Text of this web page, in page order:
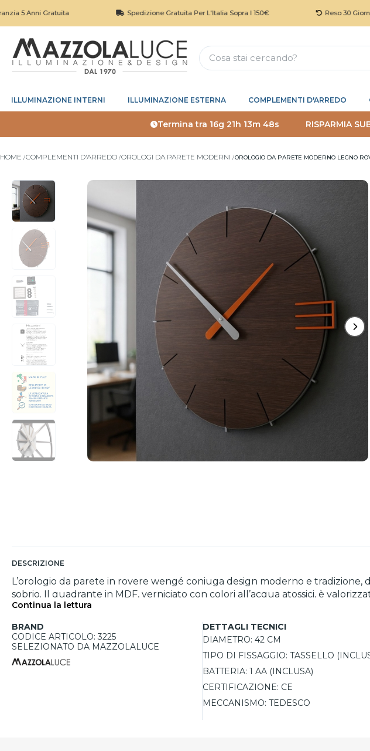
Gratuita Spedizione Gratuita Per L'Italia Sopra I 150€ Reso 30 Giorni
ILLUMINAZIONE INTERNI ILLUMINAZIONE ESTERNA COMPLEMENTI D'ARREDO
Termina tra 16g 21h 13m 47s RISPARMIA
HOME COMPLEMENTI D'ARREDO OROLOGI DA PARETE MODERNI OROLOGIO DA PARETE MODERNO LEGNO
DESCRIZIONE
L’orologio da parete in rovere wengé coniuga design moderno e
sobrio. Il quadrante in MDF, verniciato con colori all’acqua atossici, è
conferisce un tocco visivo audace. Il meccanismo tedesco silenzioso
eleganza e funzionalità, facilmente installabile e pronto all’uso grazie al
Continua la lettura
BRAND
CODICE ARTICOLO: 3225
SELEZIONATO DA MAZZOLALUCE
DETTAGLI TECNICI
DIAMETRO: 42 CM
TIPO DI FISSAGGIO: TASSELLO
BATTERIA: 1 AA (INCLUSA)
CERTIFICAZIONE: CE
MECCANISMO: TEDESCO